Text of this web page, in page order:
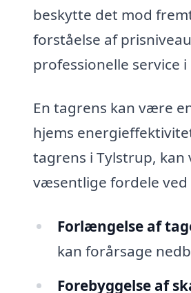
beskytte det mod
forståelse af
professionelle service
En tagrens kan være
hjems
tagrens i Tylstrup,
væsentlige fordele
Forlængelse af
kan forårsage
Forebyggelse af